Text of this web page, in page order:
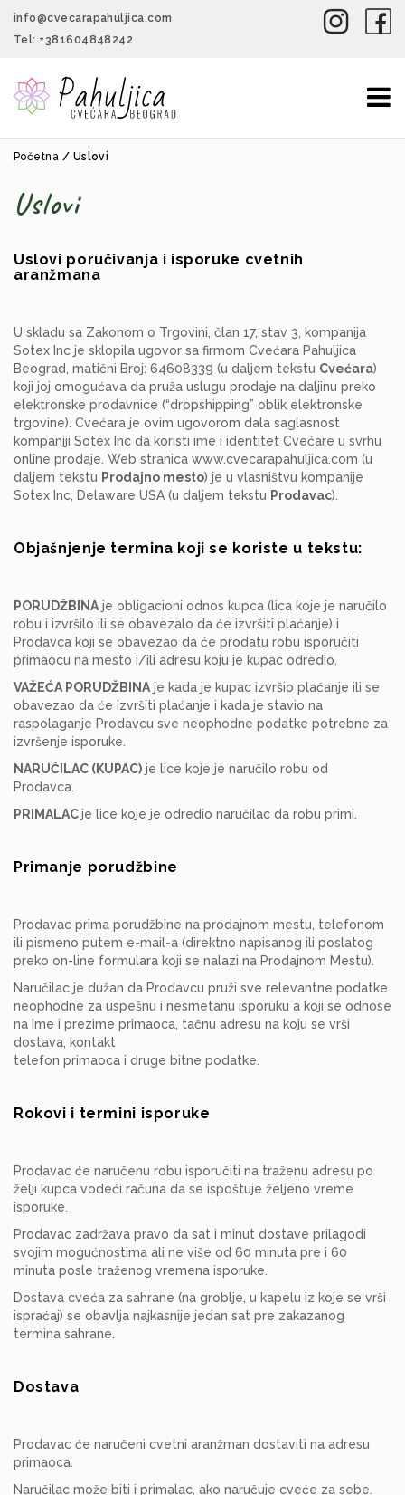
info@cvecarapahuljica.com
Tel: +381604848242
Početna / Uslovi
Uslovi
Uslovi poručivanja i isporuke cvetnih
aranžmana
U skladu sa Zakonom o Trgovini, član 17, stav 3, kompanija
Sotex Inc je sklopila ugovor sa firmom Cvećara Pahuljica
Beograd, matični Broj: 64608339 (u daljem tekstu Cvećara)
koji joj omogućava da pruža uslugu prodaje na daljinu preko
elektronske prodavnice (“dropshipping” oblik elektronske
trgovine). Cvećara je ovim ugovorom dala saglasnost
kompaniji Sotex Inc da koristi ime i identitet Cvećare u svrhu
online prodaje. Web stranica www.cvecarapahuljica.com (u
daljem tekstu Prodajno mesto) je u vlasništvu kompanije
Sotex Inc, Delaware USA (u daljem tekstu Prodavac).
Objašnjenje termina koji se koriste u tekstu:
PORUDŽBINA je obligacioni odnos kupca (lica koje je naručilo
robu i izvršilo ili se obavezalo da će izvršiti plaćanje) i
Prodavca koji se obavezao da će prodatu robu isporučiti
primaocu na mesto i/ili adresu koju je kupac odredio.
VAŽEĆA PORUDŽBINA je kada je kupac izvršio plaćanje ili se
obavezao da će izvršiti plaćanje i kada je stavio na
raspolaganje Prodavcu sve neophodne podatke potrebne za
izvršenje isporuke.
NARUČILAC (KUPAC) je lice koje je naručilo robu od
Prodavca.
PRIMALACje lice koje je odredio naručilac da robu primi.
Primanje porudžbine
Prodavac prima porudžbine na prodajnom mestu, telefonom
ili pismeno putem e-mail-a (direktno napisanog ili poslatog
preko on-line formulara koji se nalazi na Prodajnom Mestu).
Naručilac je dužan da Prodavcu pruži sve relevantne podatke
neophodne za uspešnu i nesmetanu isporuku a koji se odnose
na ime i prezime primaoca, tačnu adresu na koju se vrši
dostava, kontakt
telefon primaoca i druge bitne podatke.
Rokovi i termini isporuke
Prodavac će naručenu robu isporučiti na traženu adresu po
želji kupca vodeći računa da se ispoštuje željeno vreme
isporuke.
Prodavac zadržava pravo da sat i minut dostave prilagodi
svojim mogućnostima ali ne više od 60 minuta pre i 60
minuta posle traženog vremena isporuke.
Dostava cveća za sahrane (na groblje, u kapelu iz koje se vrši
ispraćaj) se obavlja najkasnije jedan sat pre zakazanog
termina sahrane.
Dostava
Prodavac će naručeni cvetni aranžman dostaviti na adresu
primaoca.
Naručilac može biti i primalac, ako naručuje cveće za sebe.